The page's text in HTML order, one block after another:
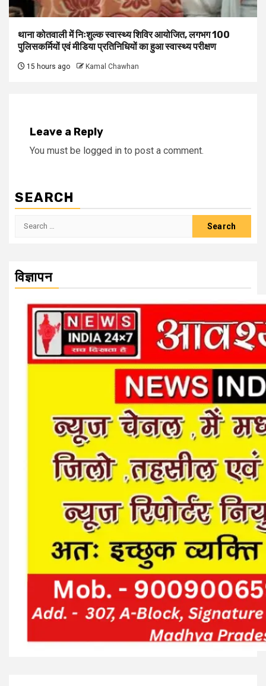
थाना कोतवाली में निःशुल्क स्वास्थ्य शिविर आयोजित, लगभग 100
पुलिसकर्मियों एवं मीडिया प्रतिनिधियों का हुआ स्वास्थ्य परीक्षण
15 hours ago Kamal Chawhan
Leave a Reply
You must be logged in to post a comment.
SEARCH
Search
विज्ञापन